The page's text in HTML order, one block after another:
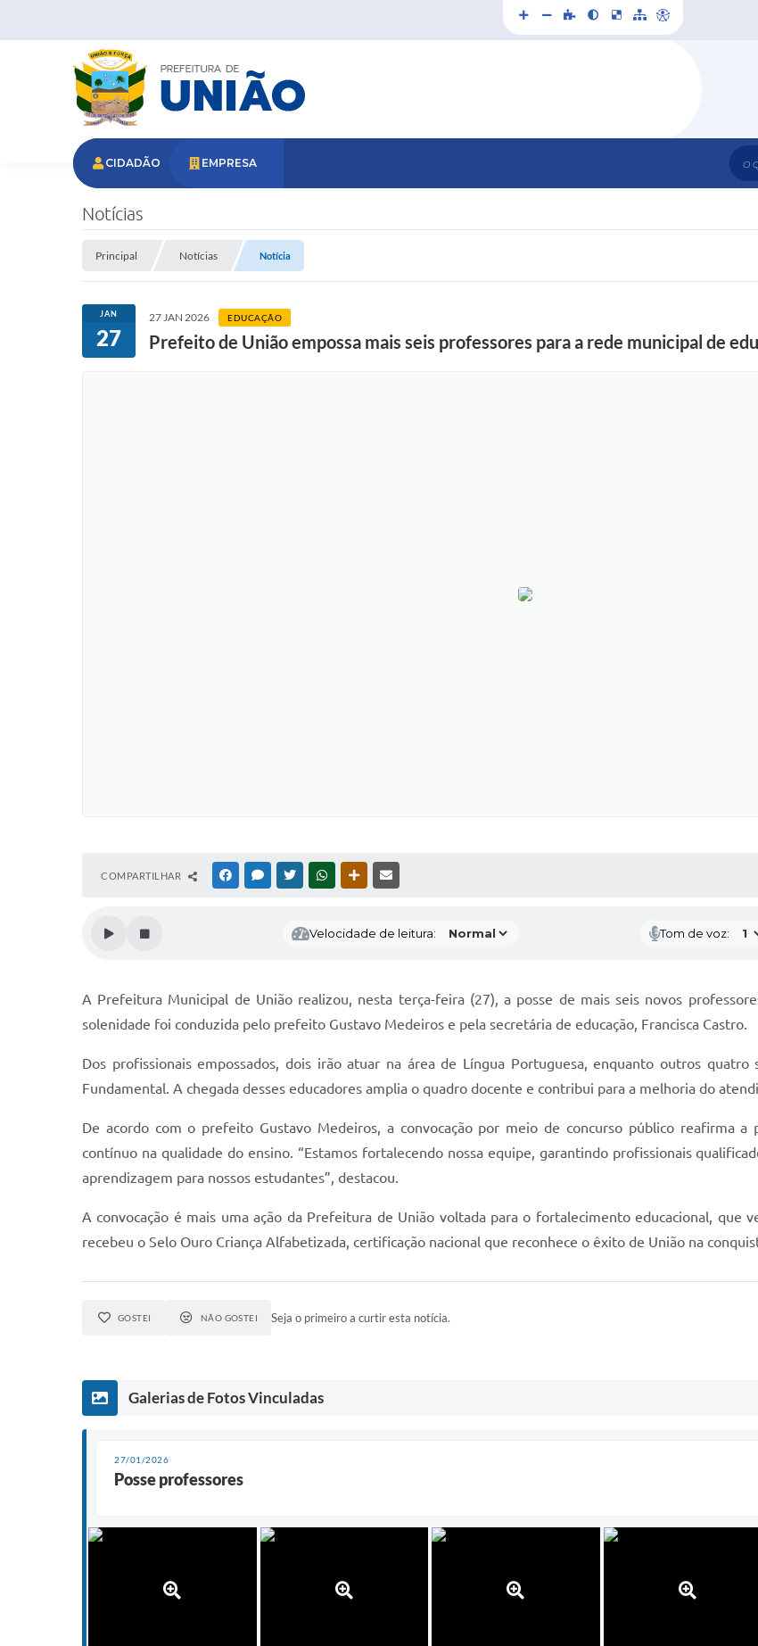
O
CIDADÃO EMPRESA
Notícias
Principal Notícias Notícia
JAN
27
27 JAN 2026 EDUCAÇÃO
Prefeito de União empossa mais seis professores para a rede municipal de
COMPARTILHAR FACEBOOKMESSENGER
TWITTERWHATSAPPOUTRAS MÍDIAS
Velocidade de leitura: Tom de voz:
A Prefeitura Municipal de União realizou, nesta terça-feira (27), a posse de mais seis novos
solenidade foi conduzida pelo prefeito Gustavo Medeiros e pela secretária de educação, Francisca Castro.
Dos profissionais empossados, dois irão atuar na área de Língua Portuguesa, enquanto outros
Fundamental. A chegada desses educadores amplia o quadro docente e contribui para a melhoria do
De acordo com o prefeito Gustavo Medeiros, a convocação por meio de concurso público reafirma
contínuo na qualidade do ensino. “Estamos fortalecendo nossa equipe, garantindo profissionais
aprendizagem para nossos estudantes”, destacou.
A convocação é mais uma ação da Prefeitura de União voltada para o fortalecimento educacional, que
recebeu o Selo Ouro Criança Alfabetizada, certificação nacional que reconhece o êxito de União na
GOSTEI NÃO GOSTEI Seja o primeiro a curtir esta notícia.
Galerias de Fotos Vinculadas
27/01/2026
Posse professores